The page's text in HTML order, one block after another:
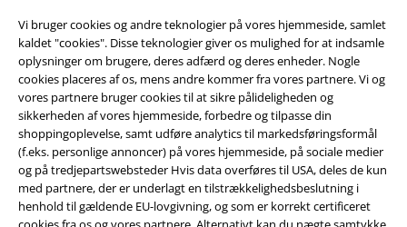
Vi bruger cookies og andre teknologier på vores hjemmeside, samlet
kaldet "cookies". Disse teknologier giver os mulighed for at indsamle
oplysninger om brugere, deres adfærd og deres enheder. Nogle
cookies placeres af os, mens andre kommer fra vores partnere. Vi og
vores partnere bruger cookies til at sikre pålideligheden og
sikkerheden af ​​vores hjemmeside, forbedre og tilpasse din
shoppingoplevelse, samt udføre analytics til markedsføringsformål
(f.eks. personlige annoncer) på vores hjemmeside, på sociale medier
og på tredjepartswebsteder Hvis data overføres til USA, deles de kun
med partnere, der er underlagt en tilstrækkelighedsbeslutning i
henhold til gældende EU-lovgivning, og som er korrekt certificeret
Juridisk